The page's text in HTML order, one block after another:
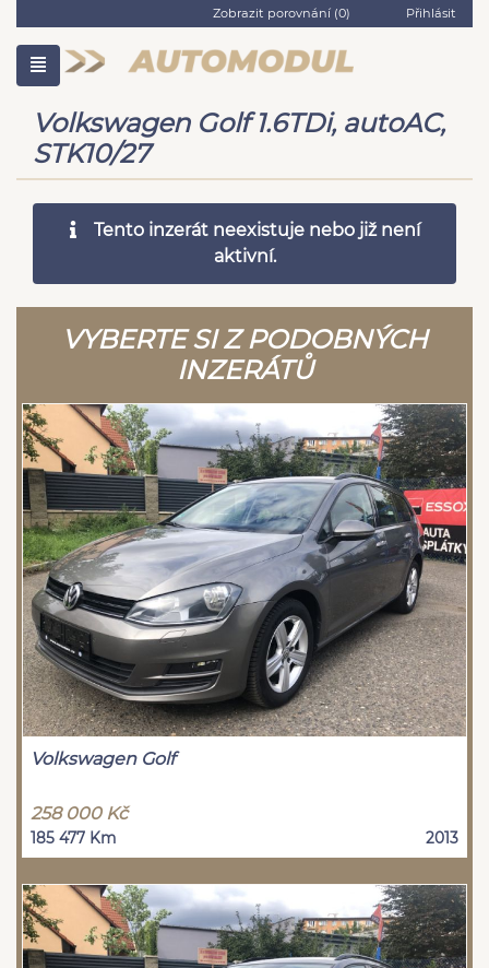
Zobrazit porovnání (0) Přihlásit
Volkswagen Golf 1.6TDi, autoAC,
STK10/27
Tento inzerát neexistuje nebo již není
aktivní.
VYBERTE SI Z PODOBNÝCH
INZERÁTŮ
Volkswagen Golf
258 000 Kč
185 477 Km 2013